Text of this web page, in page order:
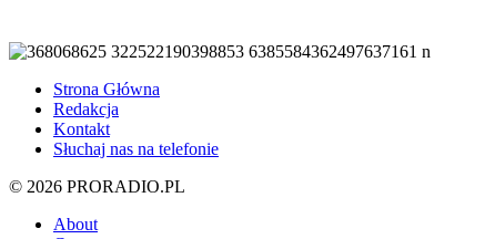
Strona Główna
Redakcja
Kontakt
Słuchaj nas na telefonie
© 2026 PRORADIO.PL
About